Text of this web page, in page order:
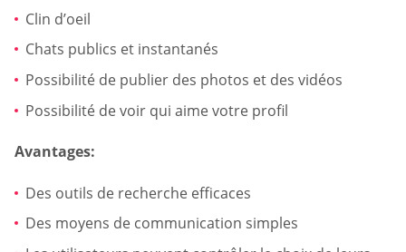
Clin d’oeil
Chats publics et instantanés
Possibilité de publier des photos et des vidéos
Possibilité de voir qui aime votre profil
Avantages:
Des outils de recherche efficaces
Des moyens de communication simples